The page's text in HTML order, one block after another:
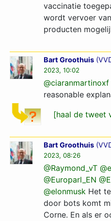
vaccinatie
wordt vervoer
producten
Bart Groothuis (
2023, 10:02
@ciaranmartinoxf
reasonable
[haal de tweet
Bart Groothuis (
2023, 08:26
@Raymond_vT
@Europarl_EN
@elonmusk Het
door bots komt
Corne. En als er